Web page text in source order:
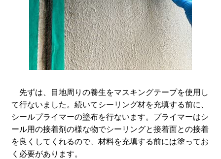
先ずは、目地周りの養生をマスキングテープを使用し
て行ないました。続いてシーリング材を充填する前に、
シールプライマーの塗布を行ないます。プライマーはシ
ール用の接着剤の様な物でシーリングと接着面との接着
を良くしてくれるので、材料を充填する前には塗ってお
く必要があります。